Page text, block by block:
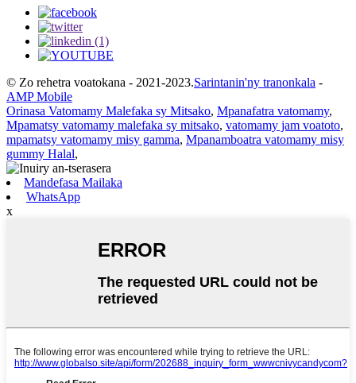
© Zo rehetra voatokana - 2021-2023.Sarintanin'ny tranonkala -
AMP Mobile
Orinasa Vatomamy Malefaka sy Mitsako, Mpanafatra vatomamy,
Mpamatsy vatomamy malefaka sy mitsako, vatomamy jam voatoto,
mpamatsy vatomamy misy gamma, Mpanamboatra vatomamy misy
gummy Halal,
Mandefasa Mailaka
WhatsApp
x